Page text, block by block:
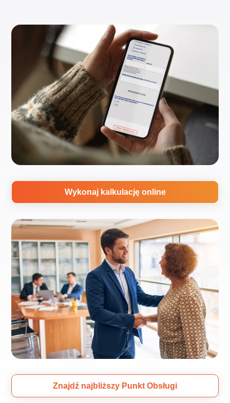
Wykonaj kalkulację online
Znajdź najbliższy Punkt Obsługi